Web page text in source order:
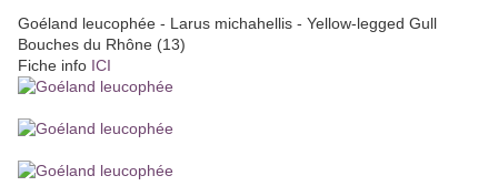
Goéland leucophée - Larus michahellis - Yellow-legged Gull
Bouches du Rhône (13)
Fiche info ICI